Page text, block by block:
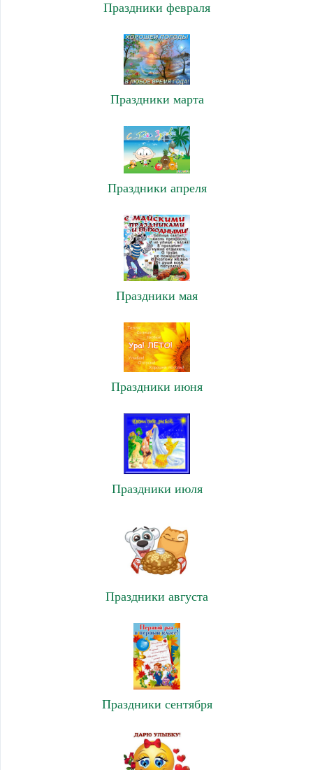
Праздники февраля
Праздники марта
Праздники апреля
Праздники мая
Праздники июня
Праздники июля
Праздники августа
Праздники сентября